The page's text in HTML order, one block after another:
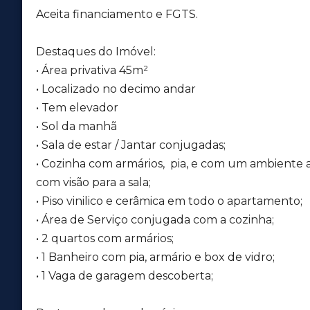
Aceita financiamento e FGTS.
Destaques do Imóvel:
• Área privativa 45m²
• Localizado no decimo andar
• Tem elevador
• Sol da manhã
• Sala de estar / Jantar conjugadas;
• Cozinha com armários, pia, e com um ambiente
com visão para a sala;
• Piso vinilico e cerâmica em todo o apartamento;
• Área de Serviço conjugada com a cozinha;
• 2 quartos com armários;
• 1 Banheiro com pia, armário e box de vidro;
• 1 Vaga de garagem descoberta;